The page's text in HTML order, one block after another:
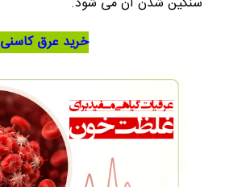
خرید عرق کاسنی